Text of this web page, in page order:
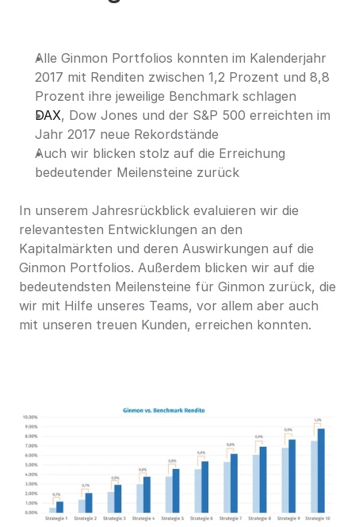
Alle Ginmon Portfolios konnten im Kalenderjahr
2017 mit Renditen zwischen 1,2 Prozent und 8,8
Prozent ihre jeweilige Benchmark schlagen
DAX, Dow Jones und der S&P 500 erreichten im
Jahr 2017 neue Rekordstände
Auch wir blicken stolz auf die Erreichung
bedeutender Meilensteine zurück
In unserem Jahresrückblick evaluieren wir die
relevantesten Entwicklungen an den
Kapitalmärkten und deren Auswirkungen auf die
Ginmon Portfolios. Außerdem blicken wir auf die
bedeutendsten Meilensteine für Ginmon zurück, die
wir mit Hilfe unseres Teams, vor allem aber auch
mit unseren treuen Kunden, erreichen konnten.